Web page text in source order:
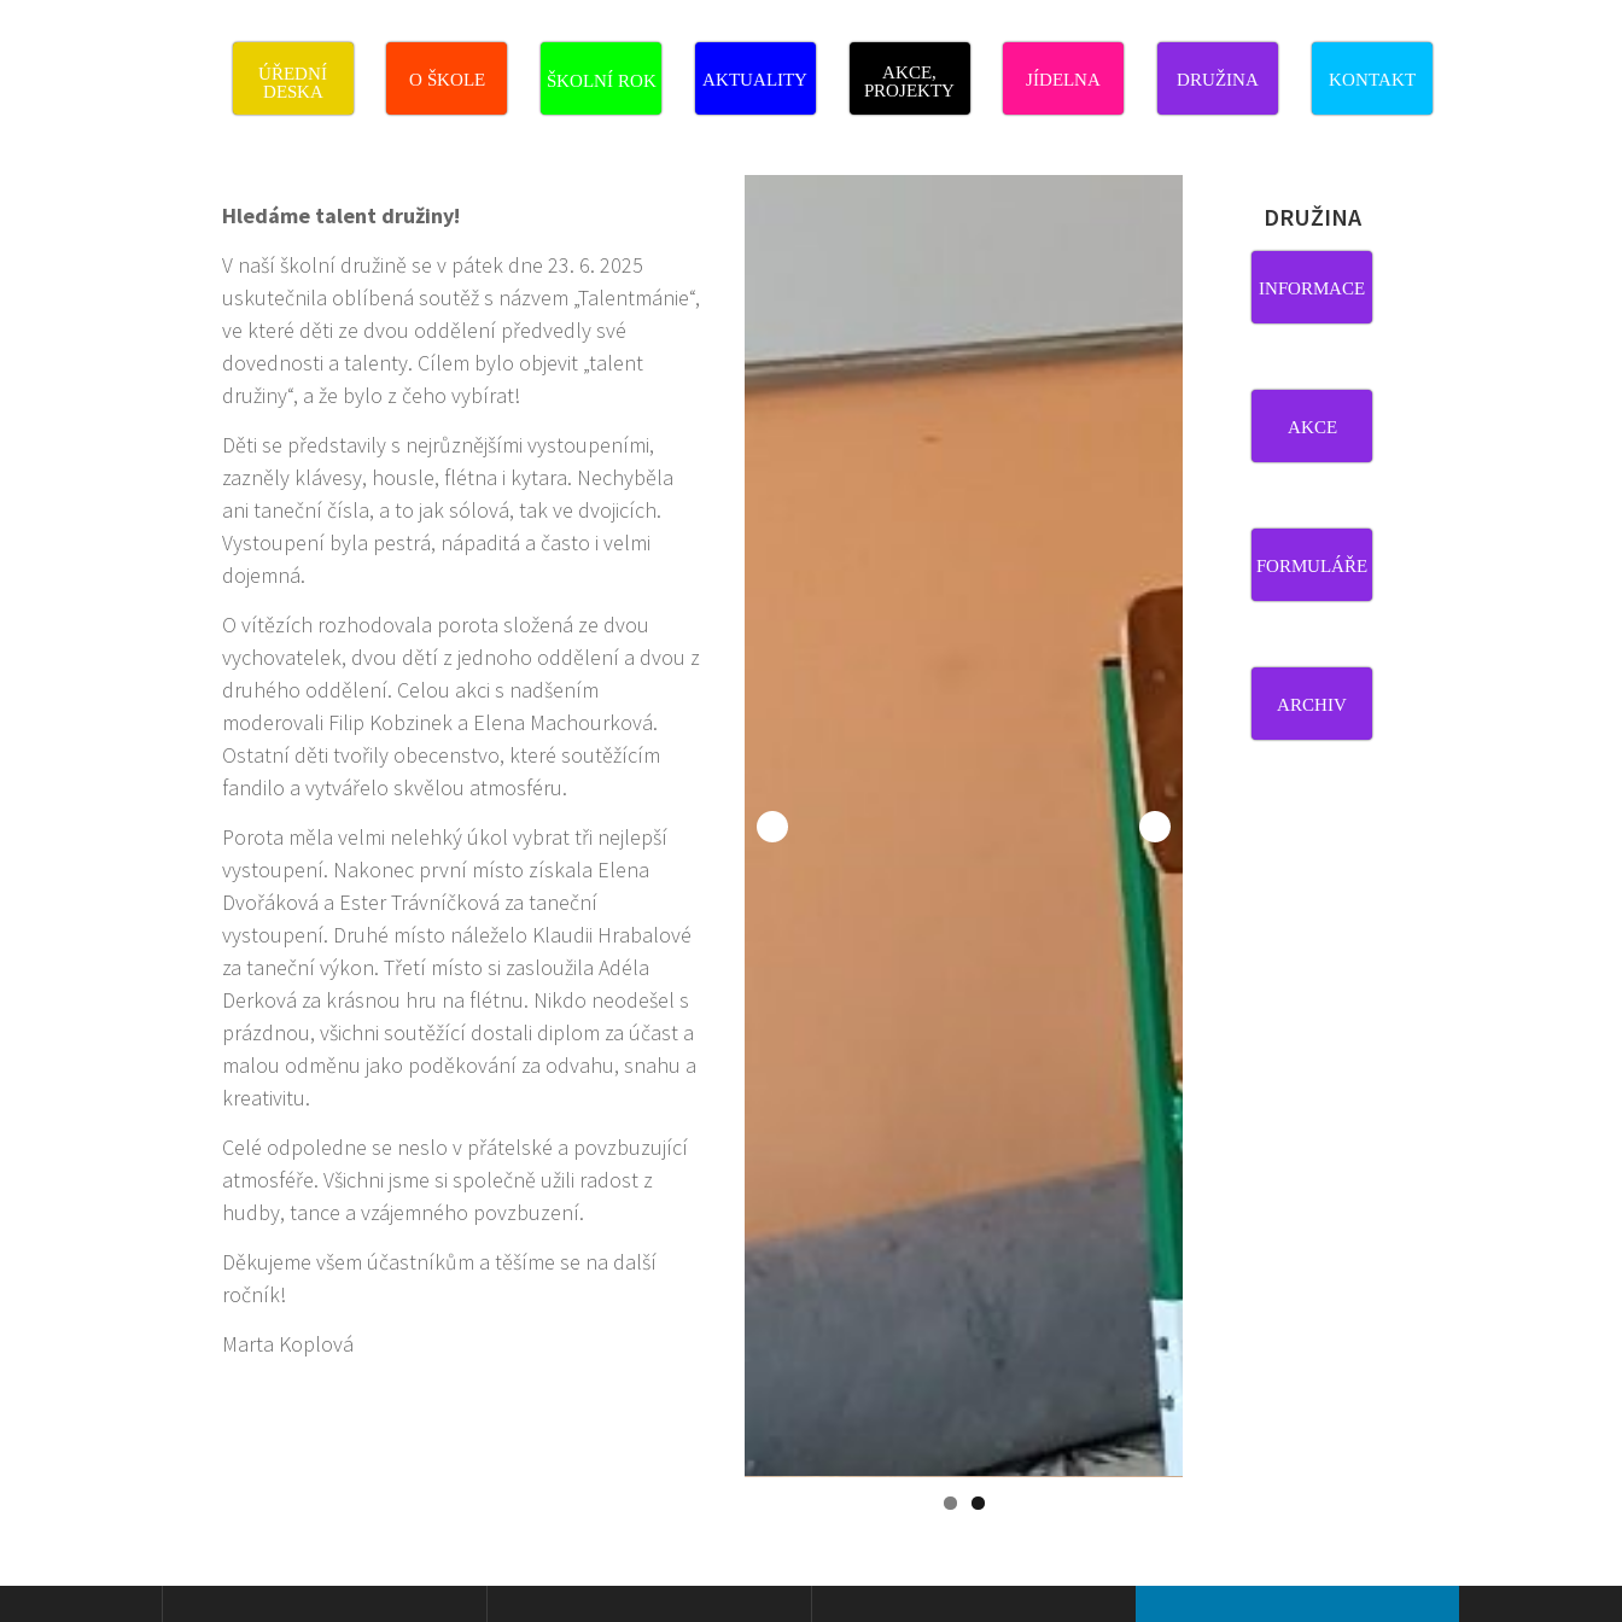
ÚŘEDNÍ
DESKA
O ŠKOLE ŠKOLNÍ ROK AKTUALITY
AKCE,
PROJEKTY
JÍDELNA DRUŽINA KONTAKT
Hledáme talent družiny!
V naší školní družině se v pátek dne 23. 6. 2025
uskutečnila oblíbená soutěž s názvem „Talentmánie“,
ve které děti ze dvou oddělení předvedly své
dovednosti a talenty. Cílem bylo objevit „talent
družiny“, a že bylo z čeho vybírat!
Děti se představily s nejrůznějšími vystoupeními,
zazněly klávesy, housle, flétna i kytara. Nechyběla
ani taneční čísla, a to jak sólová, tak ve dvojicích.
Vystoupení byla pestrá, nápaditá a často i velmi
dojemná.
O vítězích rozhodovala porota složená ze dvou
vychovatelek, dvou dětí z jednoho oddělení a dvou z
druhého oddělení. Celou akci s nadšením
moderovali Filip Kobzinek a Elena Machourková.
Ostatní děti tvořily obecenstvo, které soutěžícím
fandilo a vytvářelo skvělou atmosféru.
Porota měla velmi nelehký úkol vybrat tři nejlepší
vystoupení. Nakonec první místo získala Elena
Dvořáková a Ester Trávníčková za taneční
vystoupení. Druhé místo náleželo Klaudii Hrabalové
za taneční výkon. Třetí místo si zasloužila Adéla
Derková za krásnou hru na flétnu. Nikdo neodešel s
prázdnou, všichni soutěžící dostali diplom za účast a
malou odměnu jako poděkování za odvahu, snahu a
kreativitu.
Celé odpoledne se neslo v přátelské a povzbuzující
atmosféře. Všichni jsme si společně užili radost z
hudby, tance a vzájemného povzbuzení.
Děkujeme všem účastníkům a těšíme se na další
ročník!
Marta Koplová
DRUŽINA
INFORMACE
AKCE
FORMULÁŘE
ARCHIV